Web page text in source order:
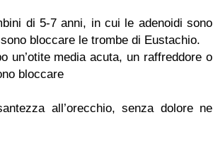
di 5-7 anni, in cui le adenoidi sono
bloccare le trombe di Eustachio.
un’otite media acuta, un raffreddore o
bloccare
all’orecchio, senza dolore ne